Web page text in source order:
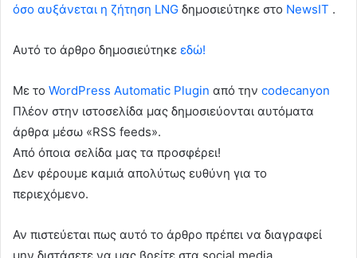
όσο αυξάνεται η ζήτηση LNG δημοσιεύτηκε στο NewsIT .
Αυτό το άρθρο δημοσιεύτηκε εδώ!
Με το WordPress Automatic Plugin από την codecanyon
Πλέον στην ιστοσελίδα μας δημοσιεύονται αυτόματα
άρθρα μέσω «RSS feeds».
Από όποια σελίδα μας τα προσφέρει!
Δεν φέρουμε καμιά απολύτως ευθύνη για το
περιεχόμενο.
Αν πιστεύεται πως αυτό το άρθρο πρέπει να διαγραφεί